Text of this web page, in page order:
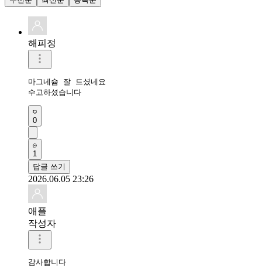
해피정
마그네슘 잘 드셨네요
수고하셨습니다
0
1
답글 쓰기
2026.06.05 23:26
애플
작성자
감사합니다